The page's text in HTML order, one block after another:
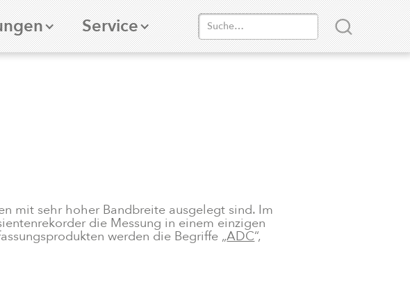
Service
mit sehr hoher Bandbreite ausgelegt sind. Im
die Messung in einem einzigen
werden die Begriffe „ADC“,